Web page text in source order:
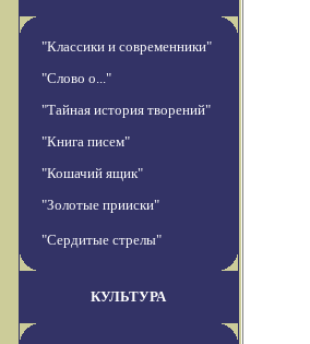
"Классики и современники"
"Слово о..."
"Тайная история творений"
"Книга писем"
"Кошачий ящик"
"Золотые прииски"
"Сердитые стрелы"
КУЛЬТУРА